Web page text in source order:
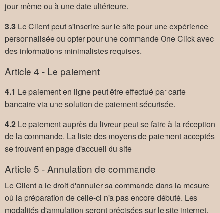
jour même ou à une date ultérieure.
3.3 Le Client peut s'inscrire sur le site pour une expérience
personnalisée ou opter pour une commande One Click avec
des informations minimalistes requises.
Article 4 - Le paiement
4.1 Le paiement en ligne peut être effectué par carte
bancaire via une solution de paiement sécurisée.
4.2 Le paiement auprès du livreur peut se faire à la réception
de la commande. La liste des moyens de paiement acceptés
se trouvent en page d'accueil du site
Article 5 - Annulation de commande
Le Client a le droit d'annuler sa commande dans la mesure
où la préparation de celle-ci n'a pas encore débuté. Les
modalités d'annulation seront précisées sur le site internet.